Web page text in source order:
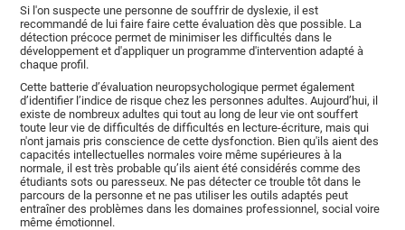
Si l'on suspecte une personne de souffrir de dyslexie, il est
recommandé de lui faire faire cette évaluation dès que possible. La
détection précoce permet de minimiser les difficultés dans le
développement et d'appliquer un programme d'intervention adapté à
chaque profil.
Cette batterie d’évaluation neuropsychologique permet également
d’identifier l’indice de risque chez les personnes adultes. Aujourd’hui, il
existe de nombreux adultes qui tout au long de leur vie ont souffert
toute leur vie de difficultés de difficultés en lecture-écriture, mais qui
n'ont jamais pris conscience de cette dysfonction. Bien qu'ils aient des
capacités intellectuelles normales voire même supérieures à la
normale, il est très probable qu’ils aient été considérés comme des
étudiants sots ou paresseux. Ne pas détecter ce trouble tôt dans le
parcours de la personne et ne pas utiliser les outils adaptés peut
entraîner des problèmes dans les domaines professionnel, social voire
même émotionnel.